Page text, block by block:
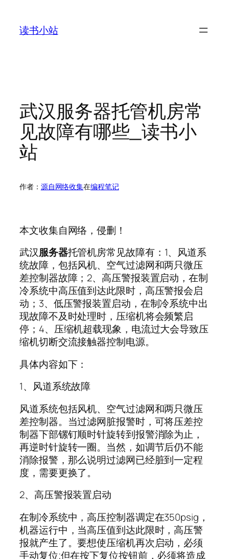
读书小站
武汉服务器托管机房常
见故障有哪些_读书小
站
作者： 源自网络收集在编程笔记
本文收集自网络，侵删！
武汉服务器托管机房常见故障有：1、风道系
统故障，包括风机、空气过滤网和两只微压
差控制器故障；2、高压警报装置启动，在制
冷系统中高压值到达此限时，高压警报会启
动；3、低压警报装置启动，在制冷系统中出
现故障不及时处理时，压缩机将会频繁启
停；4、压缩机超载现象，电流过大会导致压
缩机切断交流接触器控制电源。
具体内容如下：
1、风道系统故障
风道系统包括风机、空气过滤网和两只微压
差控制器。当过滤网脏报警时，可将压差控
制器下部镙钉顺时针旋转到报警消除为止，
再逆时针旋转一圈。当然，如调节后仍不能
消除报警，那么说明过滤网已经脏到一定程
度，需要更换了。
2、高压警报装置启动
在制冷系统中，高压控制器调定在350psig，
机器运行中，当高压值到达此限时，高压警
报就产生了。要想使压缩机再次启动，必须
手动复位;但在按下复位按钮前，必须将造成